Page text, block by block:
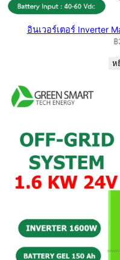
อินเวอร์เตอร์ Inverter
฿
ห